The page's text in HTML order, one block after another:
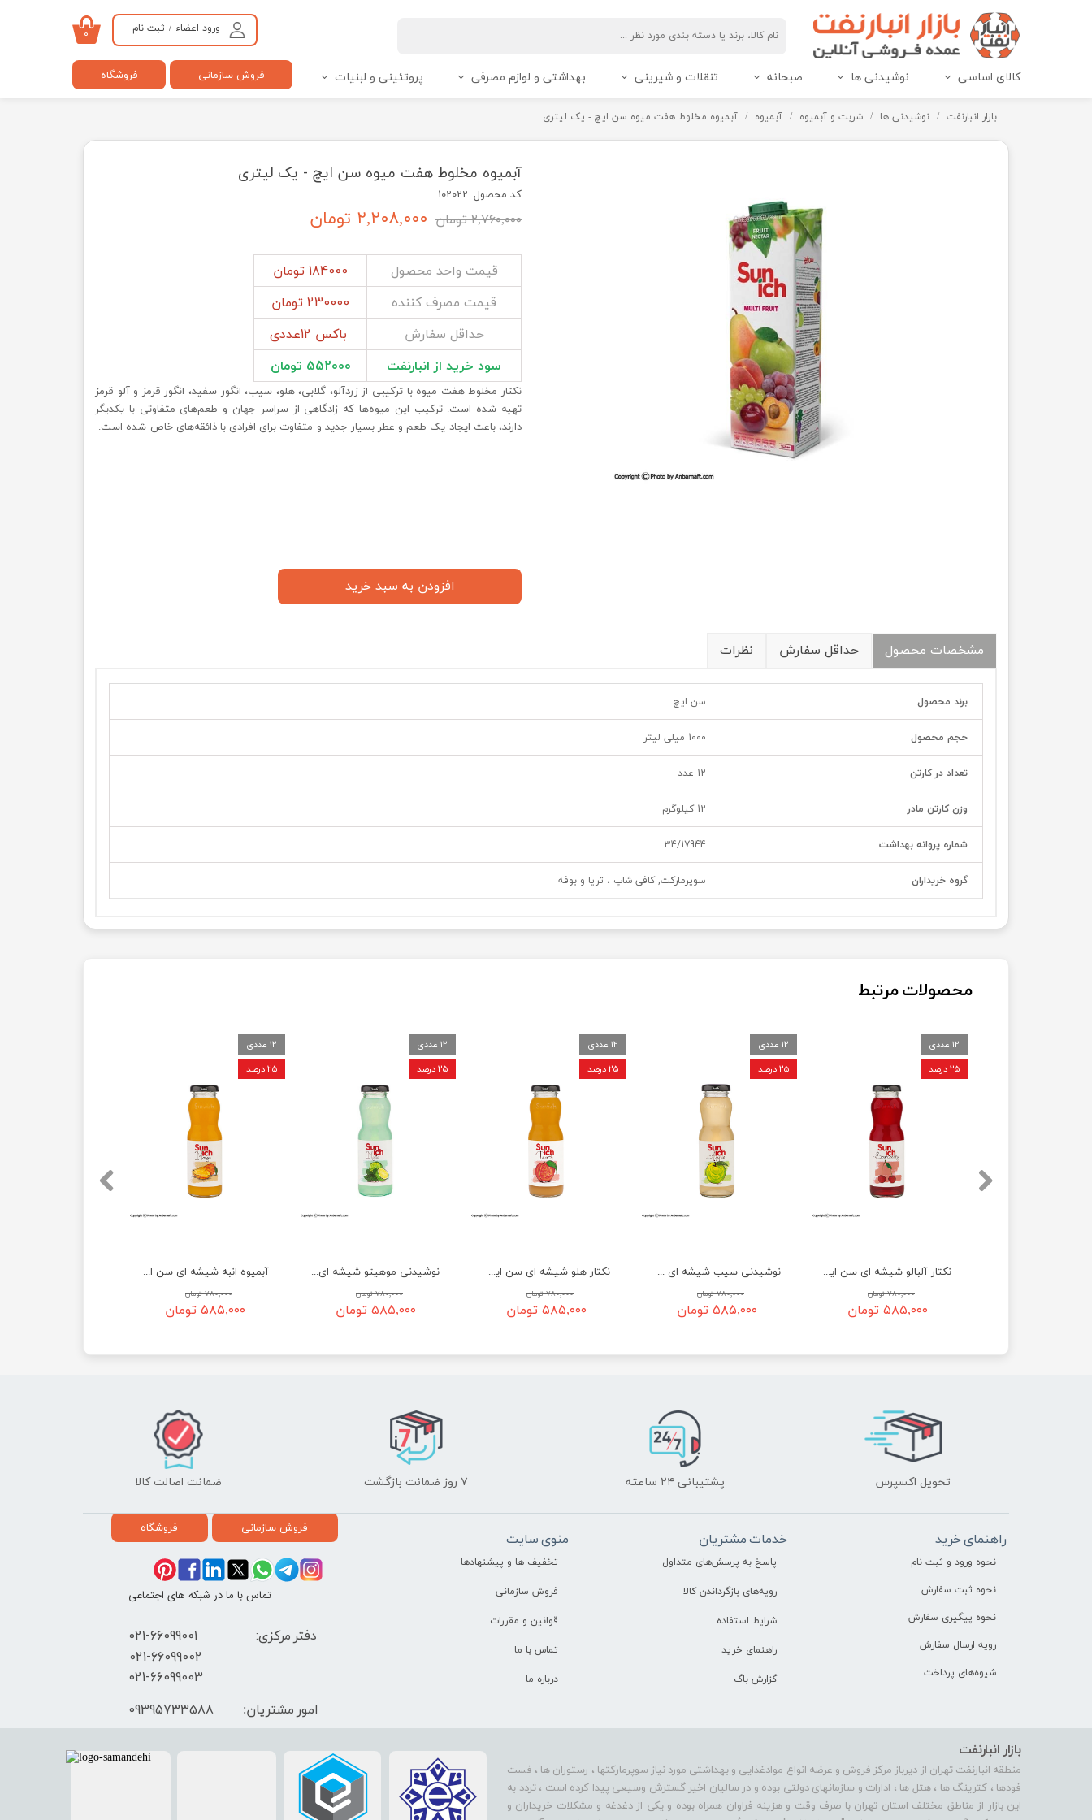
ورود اعضاء / ثبت نام
تغییر گذر واژه
خروج از حساب کاربری
۰
کالای اساسی نوشیدنی ها صبحانه تنقلات و شیرینی بهداشتی و لوازم مصرفی پروتئینی و لبنیات فروش سازمانی فروشگاه
بازار انبارنفت نوشیدنی ها شربت و آبمیوه آبمیوه آبمیوه مخلوط هفت میوه سن ایچ - یک لیتری
آبمیوه مخلوط هفت میوه سن ایچ - یک لیتری
کد محصول: 102022
۲,۷۶۰,۰۰۰ تومان
۲,۲۰۸,۰۰۰ تومان
قیمت واحد محصول
184000 تومان
قیمت مصرف کننده
230000 تومان
حداقل سفارش
باکس 12عددی
سود خرید از انبارنفت
552000 تومان
نکتار مخلوط هفت میوه با ترکیبی از زردآلو، گلابی، هلو، سیب، انگور سفید، انگور قرمز و آلو قرمز
تهیه شده است. ترکیب این میوه‌ها که زادگاهی از سراسر جهان و طعم‌های متفاوتی با یکدیگر
دارند، باعث ایجاد یک طعم و عطر بسیار جدید و متفاوت برای افرادی با ذائقه‌های خاص شده است.
افزودن به سبد خرید
مشخصات محصول حداقل سفارش نظرات
برند محصول سن ایچ
حجم محصول 1000 میلی لیتر
تعداد در کارتن 12 عدد
وزن کارتن مادر 12 کیلوگرم
شماره پروانه بهداشت 34/17944
گروه خریداران سوپرمارکت, کافی شاپ ، تریا و بوفه
محصولات مرتبط
آبمیوه انبه شیشه ای سن ایچ - 200 میلی لیتر
۷۸۰,۰۰۰ تومان
۵۸۵,۰۰۰ تومان
12 عددی
۲۵ درصد
نوشیدنی موهیتو شیشه ای سن ایچ - 200 میلی لیتر
۷۸۰,۰۰۰ تومان
۵۸۵,۰۰۰ تومان
12 عددی
۲۵ درصد
نکتار هلو شیشه ای سن ایچ - 200 میلی لیتر
۷۸۰,۰۰۰ تومان
۵۸۵,۰۰۰ تومان
12 عددی
۲۵ درصد
نوشیدنی سیب شیشه ای سن ایچ - 200 میلی لیتر
۷۸۰,۰۰۰ تومان
۵۸۵,۰۰۰ تومان
12 عددی
۲۵ درصد
نکتار آلبالو شیشه ای سن ایچ - 200 میلی لیتر
۷۸۰,۰۰۰ تومان
۵۸۵,۰۰۰ تومان
12 عددی
۲۵ درصد
بازار انبارنفت
منطقه انبارنفت تهران از دیرباز مرکز فروش و عرضه انواع موادغذایی و بهداشتی مورد نیاز سوپرمارکتها ، رستوران ها ، فست
فودها ، کترینگ ها ، هتل ها ، ادارات و سازمانهای دولتی بوده و در سالیان اخیر گسترش وسیعی پیدا کرده است ، تردد به
این بازار از مناطق مختلف استان تهران با صرف وقت و هزینه فراوان همراه بوده و یکی از دغدغه و مشکلات خریداران و
تحویل اکسپرس پشتیبانی ۲۴ ساعته ۷ روز ضمانت بازگشت ضمانت اصالت کالا
راهنمای خرید
نحوه ورود و ثبت نام
نحوه ثبت سفارش
نحوه پیگیری سفارش
رویه ارسال سفارش
شیوه‌های پرداخت
خدمات مشتریان
پاسخ به پرسش‌های متداول
رویه‌های بازگرداندن کالا
شرایط استفاده
راهنمای خرید
گزارش باگ
منوی سایت
تخفیف ها و پیشنهادها
فروش سازمانی
قوانین و مقررات
تماس با ما
درباره ما
فروش سازمانی فروشگاه
دفتر مرکزی: 66099001-021
امور مشتریان: 09395733588
​021-66099002
تماس با ما در شبکه های اجتماعی